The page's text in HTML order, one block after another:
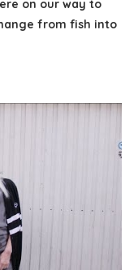
on our way to
from fish into